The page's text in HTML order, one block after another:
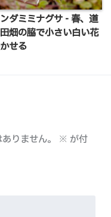
ダミミナグサ - 春、道
畑の脇で小さい白い花
せる
りません。 ※ が付